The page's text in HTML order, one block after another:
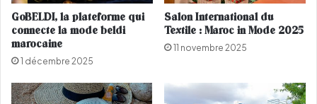
e
n
g
e
,
l
e
c
h
d
'
u
GoBELDI, la plateforme qui
connecte la mode beldi
marocaine
1 décembre 2025
Salon International du
Textile : Maroc in Mode 2025
11 novembre 2025